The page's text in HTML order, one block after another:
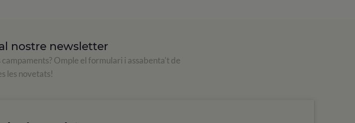
nostre newsletter
Omple el formulari i assabenta't de
les novetats!